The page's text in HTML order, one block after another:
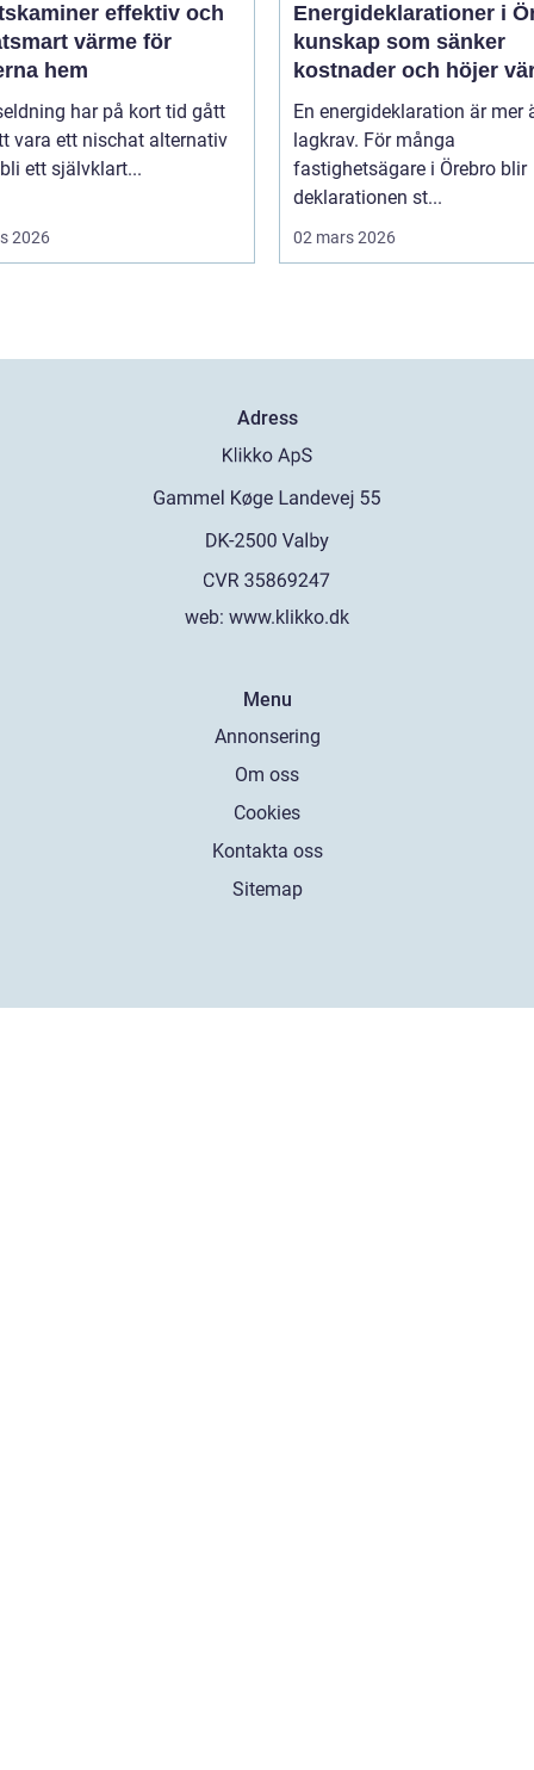
effektiv och
värme för
hem
har på kort tid gått
vara ett nischat alternativ
ett självklart...
2026
Energideklarationer i
kunskap som sänker
kostnader och höjer
En energideklaration är mer
lagkrav. För många
fastighetsägare i Örebro blir
deklarationen st...
02 mars 2026
Adress
web: www.klikko.dk
Menu
Annonsering
Om oss
Cookies
Kontakta oss
Sitemap